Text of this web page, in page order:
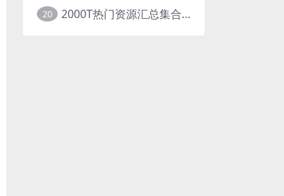
20 2000T热门资源汇总集合展示